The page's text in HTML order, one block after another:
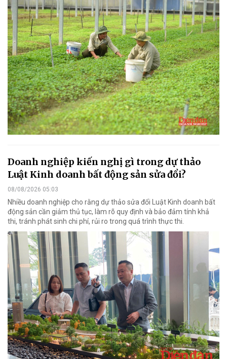
Doanh nghiệp kiến nghị gì trong dự thảo
Luật Kinh doanh bất động sản sửa đổi?
08/08/2026 05:03
Nhiều doanh nghiệp cho rằng dự thảo sửa đổi Luật Kinh doanh bất
động sản cần giảm thủ tục, làm rõ quy định và bảo đảm tính khả
thi, tránh phát sinh chi phí, rủi ro trong quá trình thực thi.